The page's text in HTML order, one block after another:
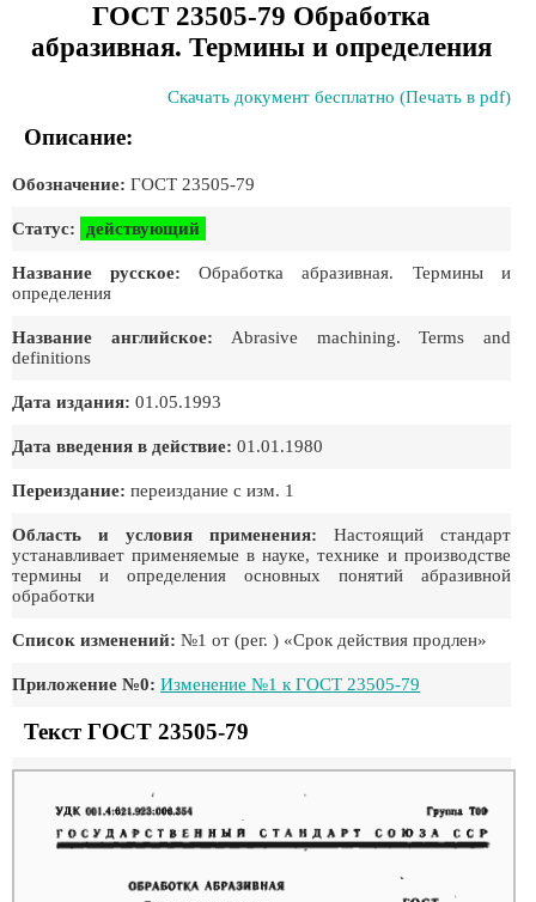
ГОСТ 23505-79 Обработка
абразивная. Термины и определения
Скачать документ бесплатно (Печать в pdf)
Описание:
Обозначение: ГОСТ 23505-79
Статус: действующий
Название русское: Обработка абразивная. Термины и
определения
Название английское: Abrasive machining. Terms and
definitions
Дата издания: 01.05.1993
Дата введения в действие: 01.01.1980
Переиздание: переиздание с изм. 1
Область и условия применения: Настоящий стандарт
устанавливает применяемые в науке, технике и производстве
термины и определения основных понятий абразивной
обработки
Список изменений: №1 от (рег. ) «Срок действия продлен»
Приложение №0: Изменение №1 к ГОСТ 23505-79
Текст ГОСТ 23505-79